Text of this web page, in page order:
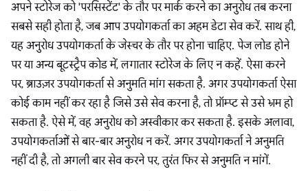
अपने स्टोरेज को 'परसिस्टेंट' के तौर पर मार्क करने का अनुरोध तब करना
सबसे सही होता है, जब आप उपयोगकर्ता का अहम डेटा सेव करें. साथ ही,
यह अनुरोध उपयोगकर्ता के जेस्चर के तौर पर होना चाहिए. पेज लोड होने
पर या अन्य बूटस्ट्रैप कोड में, लगातार स्टोरेज के लिए न कहें. ऐसा करने
पर, ब्राउज़र उपयोगकर्ता से अनुमति मांग सकता है. अगर उपयोगकर्ता ऐसा
कोई काम नहीं कर रहा है जिसे उसे सेव करना है, तो प्रॉम्प्ट से उसे भ्रम हो
सकता है. ऐसे में, वह अनुरोध को अस्वीकार कर सकता है. इसके अलावा,
उपयोगकर्ताओं से बार-बार अनुरोध न करें. अगर उपयोगकर्ता ने अनुमति
नहीं दी है, तो अगली बार सेव करने पर, तुरंत फिर से अनुमति न मांगें.